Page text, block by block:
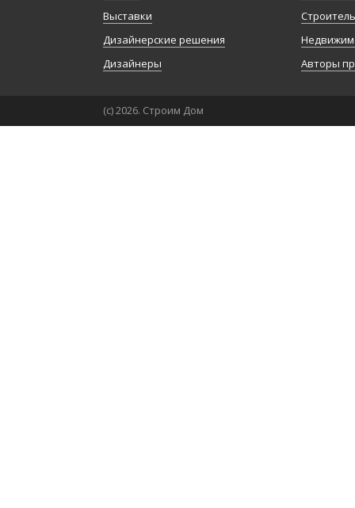
Выставки
Дизайнерские решения
Дизайнеры
Авторы
(с) 2026. Строим Дом